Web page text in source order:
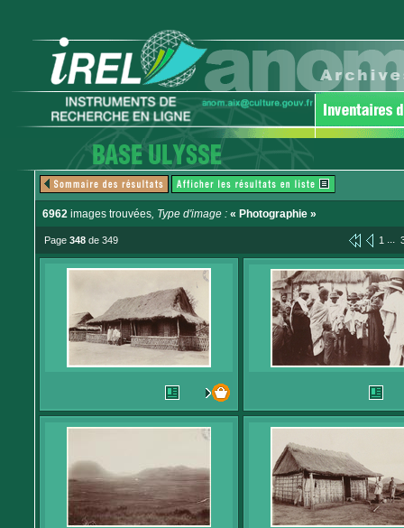
6962 images trouvées, Type d'image : « Photographie »
Page 348 de 349 1 ...